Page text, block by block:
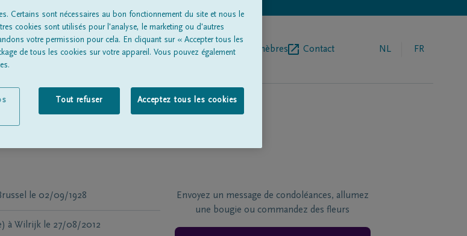
les avis de décèsÀ propos de nousEntrepreneur de pompes funèbres Contact NL FR
le 02/09/1928
à Wilrijk le 27/08/2012
Envoyez un message de condoléances, allumez
une bougie ou commandez des fleurs
Certains sont nécessaires au bon fonctionnement du site et nous le
cookies sont utilisés pour l'analyse, le marketing ou d'autres
votre permission pour cela. En cliquant sur « Accepter tous les
de tous les cookies sur votre appareil. Vous pouvez également
Tout refuser Acceptez tous les cookies